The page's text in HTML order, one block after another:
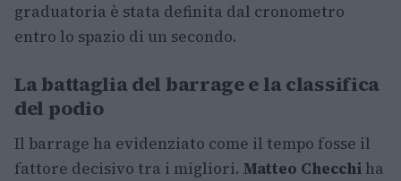
graduatoria è stata definita dal cronometro
entro lo spazio di un secondo.
La battaglia del barrage e la classifica
del podio
Il barrage ha evidenziato come il tempo fosse il
fattore decisivo tra i migliori. Matteo Checchi ha